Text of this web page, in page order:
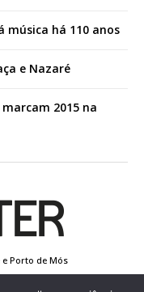
música há 110 anos
e Nazaré
2015 na
Porto de Mós
Impressa